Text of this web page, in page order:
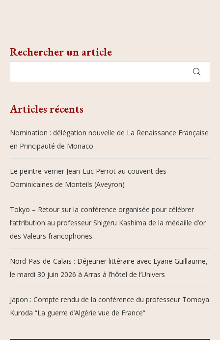
Rechercher un article
Articles récents
Nomination : délégation nouvelle de La Renaissance Française
en Principauté de Monaco
Le peintre-verrier Jean-Luc Perrot au couvent des
Dominicaines de Monteils (Aveyron)
Tokyo – Retour sur la conférence organisée pour célébrer
l’attribution au professeur Shigeru Kashima de la médaille d’or
des Valeurs francophones.
Nord-Pas-de-Calais : Déjeuner littéraire avec Lyane Guillaume,
le mardi 30 juin 2026 à Arras à l’hôtel de l’Univers
Japon : Compte rendu de la conférence du professeur Tomoya
Kuroda “La guerre d’Algérie vue de France”